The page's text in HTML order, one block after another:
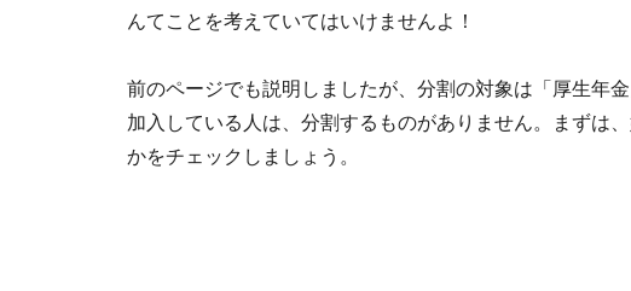
んてことを考えていてはいけませんよ！
前のページでも説明しましたが、分割の対象は「厚生年
加入している人は、分割するものがありません。まずは
かをチェックしましょう。